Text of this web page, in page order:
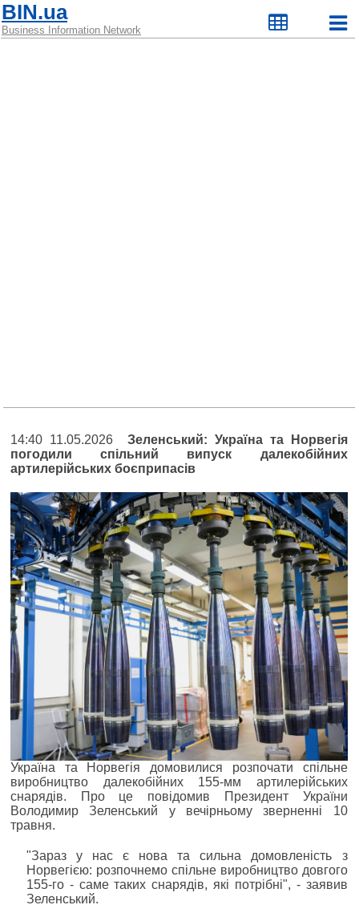
BIN.ua
Business Information Network
14:40 11.05.2026 Зеленський: Україна та Норвегія
погодили спільний випуск далекобійних
артилерійських боєприпасів
Україна та Норвегія домовилися розпочати спільне
виробництво далекобійних 155-мм артилерійських
снарядів. Про це повідомив Президент України
Володимир Зеленський у вечірньому зверненні 10
травня.
"Зараз у нас є нова та сильна домовленість з
Норвегією: розпочнемо спільне виробництво довгого
155-го - саме таких снарядів, які потрібні", - заявив
Зеленський.